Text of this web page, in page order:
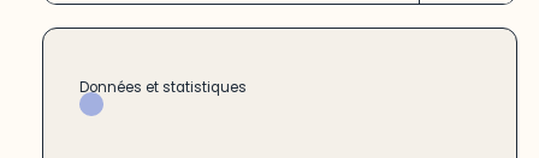
Données et statistiques